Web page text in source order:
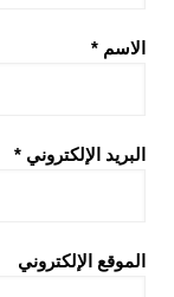
الاسم *
البريد الإلكتروني *
الموقع الإلكتروني